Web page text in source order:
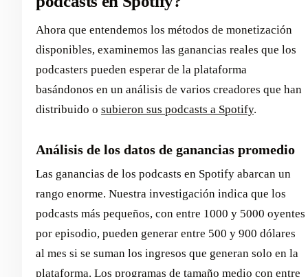
Ahora que entendemos los métodos de monetización
disponibles, examinemos las ganancias reales que los
podcasters pueden esperar de la plataforma
basándonos en un análisis de varios creadores que han
distribuido o subieron sus podcasts a Spotify.
Análisis de los datos de ganancias promedio
Las ganancias de los podcasts en Spotify abarcan un
rango enorme. Nuestra investigación indica que los
podcasts más pequeños, con entre 1000 y 5000 oyentes
por episodio, pueden generar entre 500 y 900 dólares
al mes si se suman los ingresos que generan solo en la
plataforma. Los programas de tamaño medio con entre